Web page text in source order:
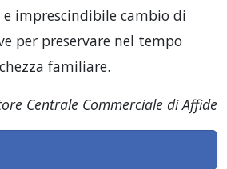
imprescindibile cambio di
per preservare nel tempo
familiare.
Centrale Commerciale di Affide